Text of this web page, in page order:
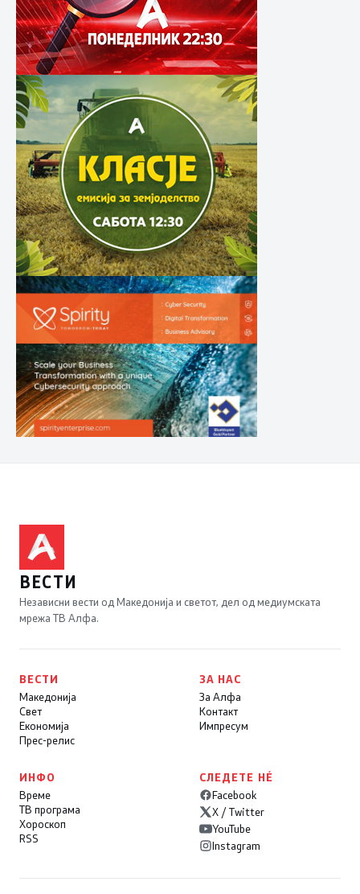
ВЕСТИ
Независни вести од Македонија и светот, дел од медиумската
мрежа ТВ Алфа.
ВЕСТИ
Македонија
Свет
Економија
Прес-релис
ЗА НАС
За Алфа
Контакт
Импресум
ИНФО
Време
ТВ програма
Хороскоп
RSS
СЛЕДЕТЕ НÉ
Facebook
X / Twitter
YouTube
Instagram